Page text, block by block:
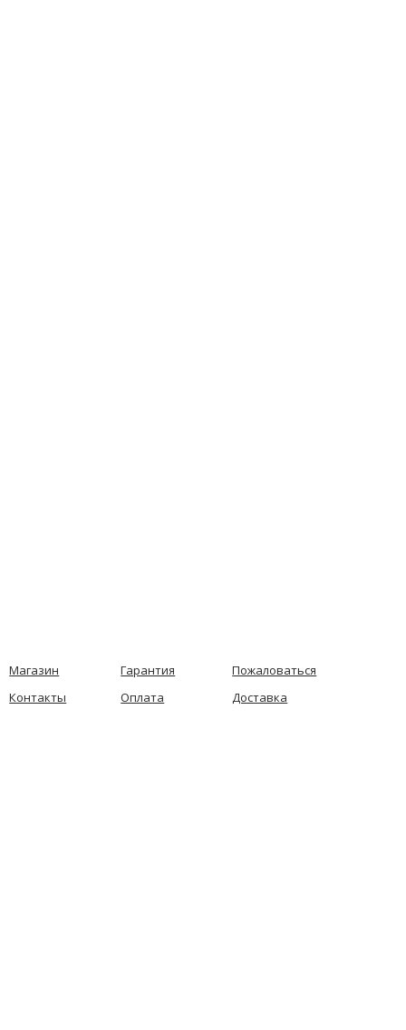
Магазин Гарантия
Пожаловаться
Контакты
Оплата Доставка